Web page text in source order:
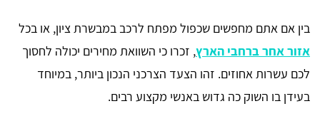
בין אם אתם מחפשים שכפול מפתח לרכב במבשרת ציון, או בכל
אזור אחר ברחבי הארץ, זכרו כי השוואת מחירים יכולה לחסוך
לכם עשרות אחוזים. זהו הצעד הצרכני הנכון ביותר, במיוחד
בעידן בו השוק כה גדוש באנשי מקצוע רבים.